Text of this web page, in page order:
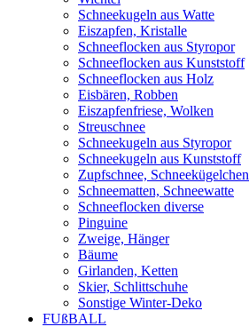
Schneekugeln aus Watte
Eiszapfen, Kristalle
Schneeflocken aus Styropor
Schneeflocken aus Kunststoff
Schneeflocken aus Holz
Eisbären, Robben
Eiszapfenfriese, Wolken
Streuschnee
Schneekugeln aus Styropor
Schneekugeln aus Kunststoff
Zupfschnee, Schneekügelchen
Schneematten, Schneewatte
Schneeflocken diverse
Pinguine
Zweige, Hänger
Bäume
Girlanden, Ketten
Skier, Schlittschuhe
Sonstige Winter-Deko
FUßBALL